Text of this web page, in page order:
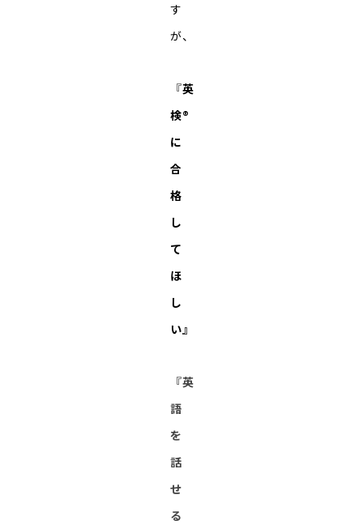
す
が、
『英
検®︎
に
合
格
し
て
ほ
し
い』
『英
語
を
話
せ
る